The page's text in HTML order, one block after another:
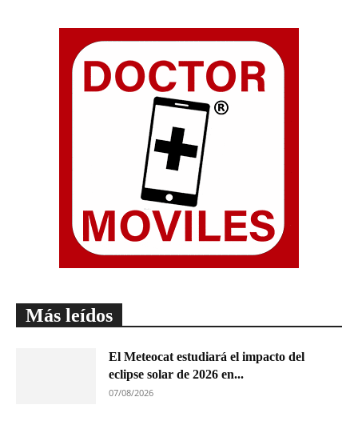
Más leídos
El Meteocat estudiará el impacto del
eclipse solar de 2026 en...
07/08/2026